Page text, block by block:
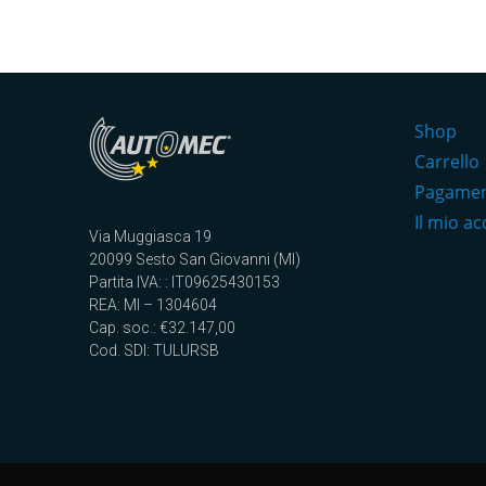
Via Muggiasca 19
20099 Sesto San Giovanni (MI)
Partita IVA: : IT09625430153
REA: MI – 1304604
Cap. soc.: €32.147,00
Cod. SDI: TULURSB
Shop
Carrello
Il mio